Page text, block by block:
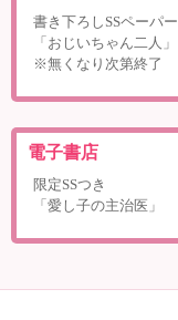
書き下ろしSSペーパー
「おじいちゃん二人」
※無くなり次第終了
電子書店
限定SSつき
「愛し子の主治医」